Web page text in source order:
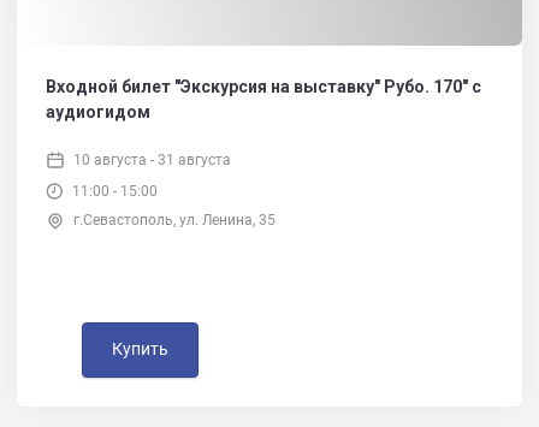
Входной билет "Экскурсия на выставку" Рубо. 170" с
аудиогидом
10 августа - 31 августа
11:00 - 15:00
г.Севастополь, ул. Ленина, 35
Купить